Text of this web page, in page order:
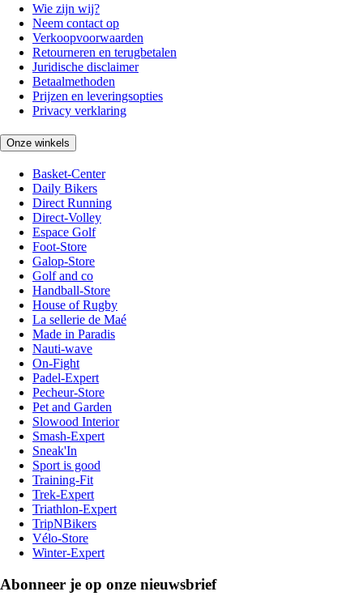
Wie zijn wij?
Neem contact op
Verkoopvoorwaarden
Retourneren en terugbetalen
Juridische disclaimer
Betaalmethoden
Prijzen en leveringsopties
Privacy verklaring
Onze winkels
Basket-Center
Daily Bikers
Direct Running
Direct-Volley
Espace Golf
Foot-Store
Galop-Store
Golf and co
Handball-Store
House of Rugby
La sellerie de Maé
Made in Paradis
Nauti-wave
On-Fight
Padel-Expert
Pecheur-Store
Pet and Garden
Slowood Interior
Smash-Expert
Sneak'In
Sport is good
Training-Fit
Trek-Expert
Triathlon-Expert
TripNBikers
Vélo-Store
Winter-Expert
Abonneer je op onze nieuwsbrief